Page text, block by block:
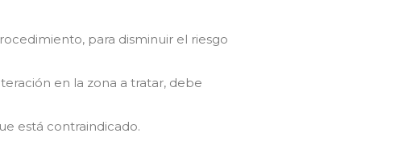
para disminuir el riesgo
en la zona a tratar, debe
está contraindicado.